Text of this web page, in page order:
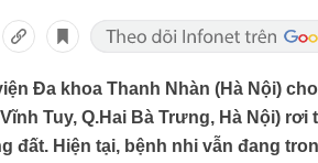
Đa khoa Thanh Nhàn (Hà Nội)
Tuy, Q.Hai Bà Trưng, Hà Nội)
đất. Hiện tại, bệnh nhi vẫn đang